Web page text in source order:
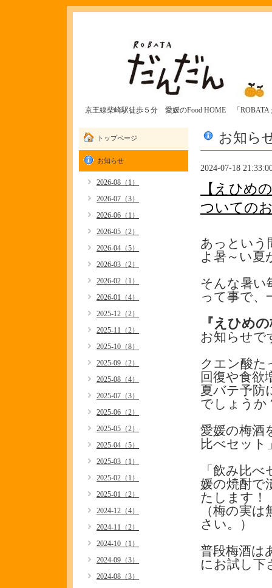
京王線柴崎駅徒歩５分 愛媛のFood HOME 「ROBATA
お知ら
2024-07-18
【えひめ
ついての
あっという
よ暑～い
そんな暑い
って事で、
『えひめ
お知らせで
クエン酸た
回復や食欲
夏バテ予防
でしょうか
愛媛の梅酒
比べセッ
「飲み比
媛の焼酎で
たします！
（梅の実
さい。）
普段梅酒は
にお試し下
トップページ
お知らせ
2026-08（1）
2026-07（3）
2026-06（1）
2026-05（2）
2026-04（5）
2026-03（2）
2026-02（1）
2026-01（4）
2025-12（2）
2025-11（2）
2025-10（8）
2025-09（2）
2025-08（4）
2025-07（3）
2025-06（2）
2025-05（2）
2025-04（5）
2025-03（1）
2025-02（1）
2025-01（2）
2024-12（4）
2024-11（2）
2024-10（1）
2024-09（3）
2024-08（3）